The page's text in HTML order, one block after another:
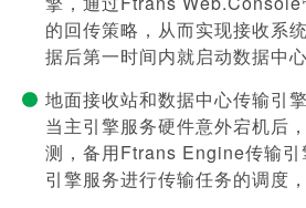
的回传策略，从而实现接收系
据后第一时间内就启动数据中
地面接收站和数据中心传输引
当主引擎服务硬件意外宕机后
测，备用Ftrans Engine传输引
引擎服务进行传输任务的调度